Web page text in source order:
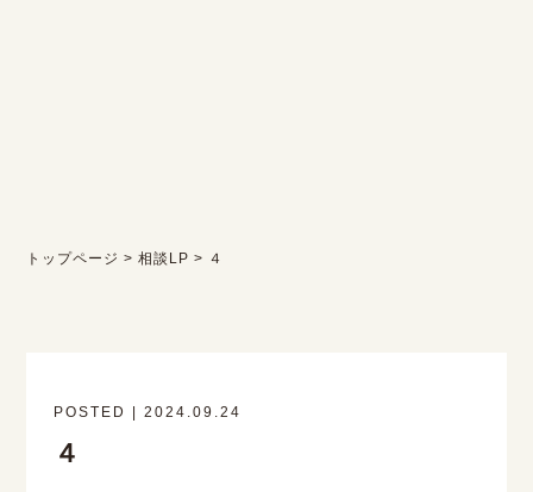
トップページ >相談LP > ４
POSTED | 2024.09.24
４